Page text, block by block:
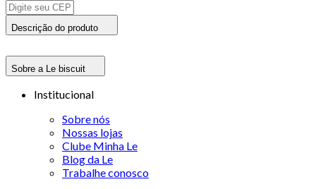
Descrição do produto
Sobre a Le biscuit
Institucional
Sobre nós
Nossas lojas
Clube Minha Le
Blog da Le
Trabalhe conosco